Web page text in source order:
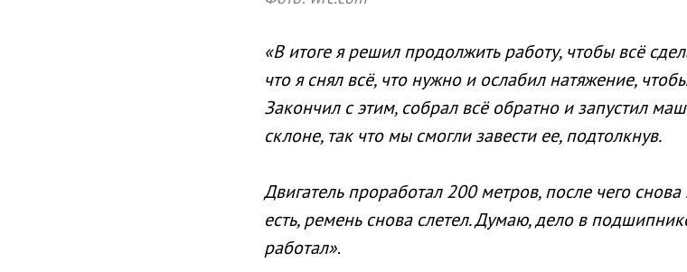
«В итоге я решил продолжить работу, чтобы всё
что я снял всё, что нужно и ослабил натяжение,
Закончил с этим, собрал всё обратно и запустил
склоне, так что мы смогли завести ее, подтолкнув.
Двигатель проработал 200 метров, после чего снова
есть, ремень снова слетел. Думаю, дело в
работал».